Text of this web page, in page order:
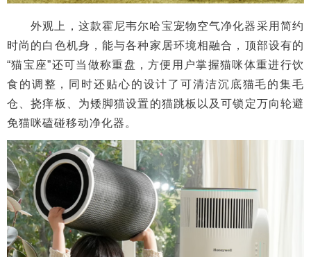
外观上，这款霍尼韦尔哈宝宠物空气净化器采用简约
时尚的白色机身，能与各种家居环境相融合，顶部设有的
“猫宝座”还可当做称重盘，方便用户掌握猫咪体重进行饮
食的调整，同时还贴心的设计了可清洁沉底猫毛的集毛
仓、挠痒板、为矮脚猫设置的猫跳板以及可锁定万向轮避
免猫咪磕碰移动净化器。